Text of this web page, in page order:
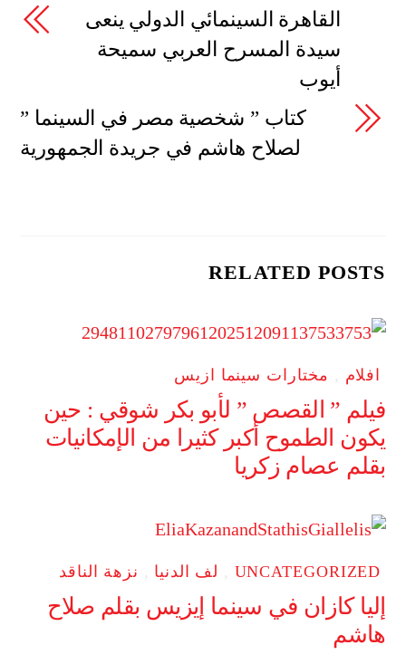
القاهرة السينمائي الدولي ينعى
سيدة المسرح العربي سميحة
أيوب
كتاب ” شخصية مصر في السينما ”
لصلاح هاشم في جريدة الجمهورية
RELATED POSTS
افلام , مختارات سينما ازيس
فيلم ” القصص ” لأبو بكر شوقي : حين
يكون الطموح أكبر كثيرا من الإمكانيات
بقلم عصام زكريا
UNCATEGORIZED
, لف الدنيا , نزهة الناقد
إليا كازان في سينما إيزيس بقلم صلاح
هاشم